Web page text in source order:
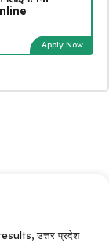
Apply Now
उत्तर प्रदेश